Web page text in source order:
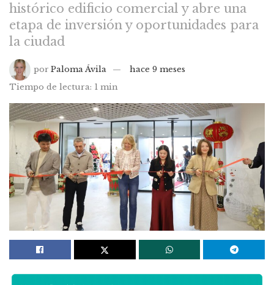
histórico edificio comercial y abre una
etapa de inversión y oportunidades para
la ciudad
por Paloma Ávila
hace 9 meses
Tiempo de lectura: 1 min